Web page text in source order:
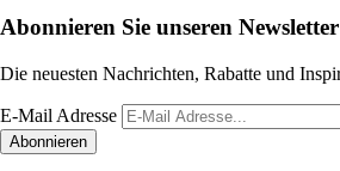
Abonnieren Sie unseren Newsletter
Die neuesten Nachrichten, Rabatte und
E-Mail Adresse
Abonnieren